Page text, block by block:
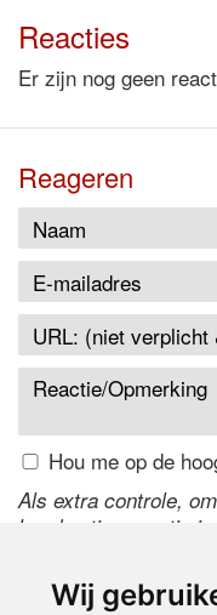
Wij
Reacties
Er zijn nog geen
Reageren
Hou me op de
Als extra controle,
handmatige reactie
de code te wijzigen.